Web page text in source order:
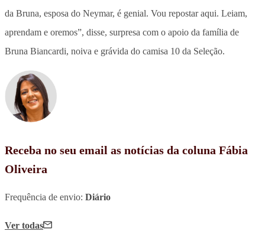
da Bruna, esposa do Neymar, é genial. Vou repostar aqui. Leiam,
aprendam e oremos”, disse, surpresa com o apoio da família de
Bruna Biancardi, noiva e grávida do camisa 10 da Seleção.
Receba no seu email as notícias da coluna Fábia
Oliveira
Frequência de envio: Diário
Ver todas